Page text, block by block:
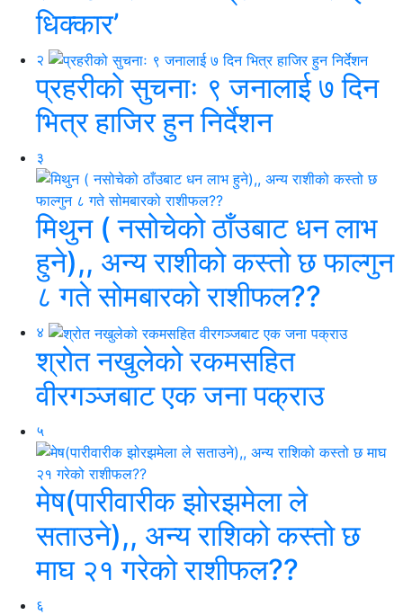
धिक्कार’
२
प्रहरीको सुचनाः ९ जनालाई ७ दिन
भित्र हाजिर हुन निर्देशन
३
मिथुन ( नसोचेको ठाँउबाट धन लाभ
हुने),, अन्य राशीको कस्तो छ फाल्गुन
८ गते सोमबारको राशीफल??
४
श्रोत नखुलेको रकमसहित
वीरगञ्जबाट एक जना पक्राउ
५
मेष(पारीवारीक झोरझमेला ले
सताउने),, अन्य राशिको कस्तो छ
माघ २१ गरेको राशीफल??
६